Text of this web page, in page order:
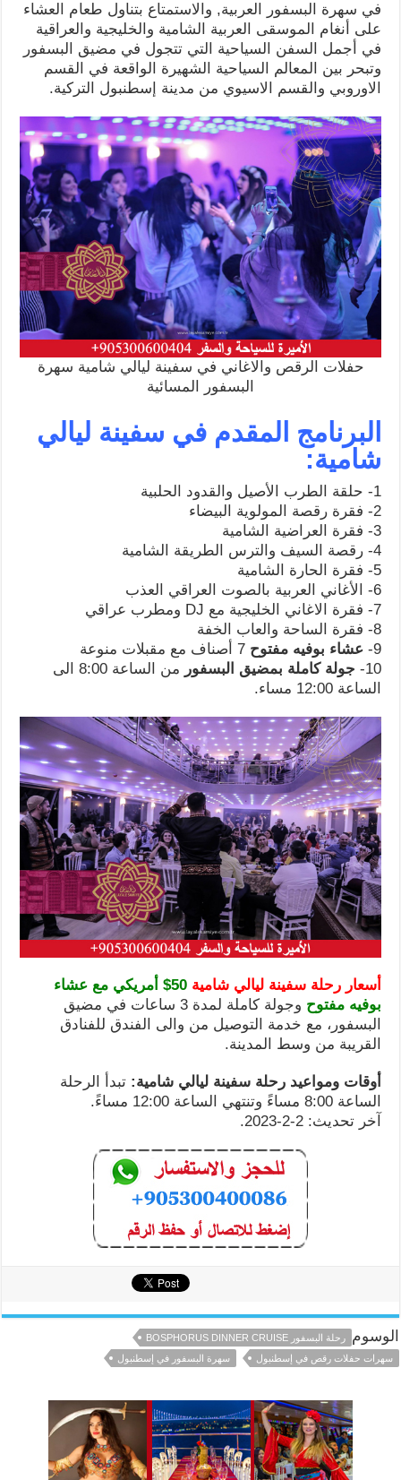
في سهرة البسفور العربية, والاستمتاع بتناول طعام العشاء
على أنغام الموسقى العربية الشامية والخليجية والعراقية
في أجمل السفن السياحية التي تتجول في مضيق البسفور
وتبحر بين المعالم السياحية الشهيرة الواقعة في القسم
الاوروبي والقسم الاسيوي من مدينة إسطنبول التركية.
حفلات الرقص والاغاني في سفينة ليالي شامية سهرة
البسفور المسائية
البرنامج المقدم في سفينة ليالي
شامية:
1- حلقة الطرب الأصيل والقدود الحلبية
2- فقرة رقصة المولوية البيضاء
3- فقرة العراضية الشامية
4- رقصة السيف والترس الطريقة الشامية
5- فقرة الحارة الشامية
6- الأغاني العربية بالصوت العراقي العذب
7- فقرة الاغاني الخليجية مع DJ ومطرب عراقي
8- فقرة الساحة والعاب الخفة
9- عشاء بوفيه مفتوح 7 أصناف مع مقبلات منوعة
10-
جولة كاملة بمضيق البسفور
من الساعة 8:00 الى
الساعة 12:00 مساء.
أسعار رحلة سفينة ليالي شامية50$ أمريكي
مع عشاء
بوفيه مفتوح
وجولة كاملة لمدة 3 ساعات في مضيق
البسفور، مع خدمة التوصيل من والى الفندق للفنادق
القريبة من وسط المدينة.
أوقات ومواعيد رحلة سفينة ليالي شامية: تبدأ الرحلة
الساعة 8:00 مساءً وتنتهي الساعة 12:00 مساءً.
آخر تحديث: 2-2-2023.
الوسوم
رحلة البسفور BOSPHORUS DINNER CRUISE
سهرات حفلات رقص في إسطنبول
سهرة البسفور في إسطنبول